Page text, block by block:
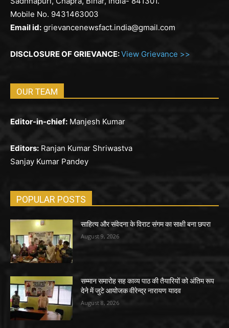
Mobile No. 9431463003
Email id: grievancenewsfact.india@gmail.com
DISCLOSURE OF GRIEVANCE:View Grievance >>
OUR TEAM
Editor-in-chief: Manjesh Kumar
Editors: Ranjan Kumar Shriwastva
Sanjay Kumar Pandey
POPULAR POSTS
साहित्य और संवेदना के विराट संगम का साक्षी बना छपरा
August 9, 2026
सम्मान समारोह सह काव्य पाठ की तैयारियों को अंतिम रूप
देने में जुटे आयोजक वीरेन्द्र नारायण यादव
August 8, 2026